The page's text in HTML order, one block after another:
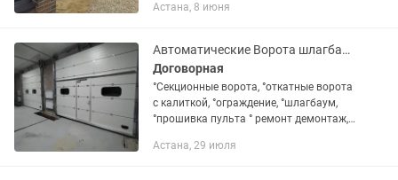
каркаса, монтаж столбов, установка
Астана, 8 июня
Автоматические Ворота шлагбаумы откатные ворота
Договорная
°Секционные ворота, °откатные ворота
с калиткой, °ограждение, °шлагбаум,
°прошивка пульта ° ремонт демонтаж,
°любой сложности
Астана, 29 июля